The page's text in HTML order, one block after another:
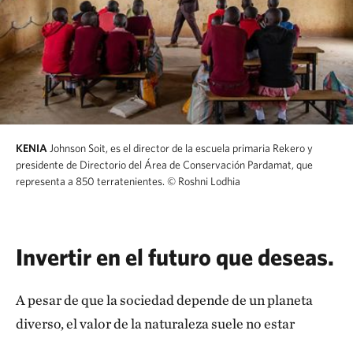
KENIA Johnson Soit, es el director de la escuela primaria Rekero y
presidente de Directorio del Área de Conservación Pardamat, que
representa a 850 terratenientes. © Roshni Lodhia
Invertir en el futuro que deseas.
A pesar de que la sociedad depende de un planeta
diverso, el valor de la naturaleza suele no estar